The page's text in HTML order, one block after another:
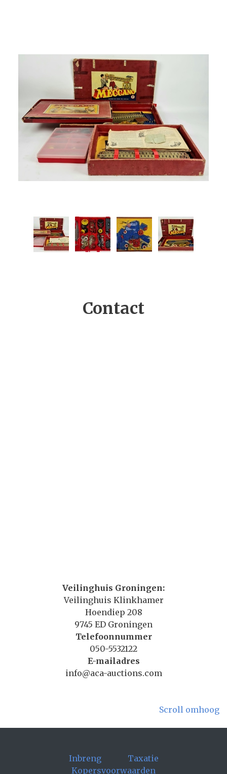
Contact
Veilinghuis Groningen:
Veilinghuis Klinkhamer
Hoendiep 208
9745 ED Groningen
Telefoonnummer
050-5532122
E-mailadres
info@aca-auctions.com
Scroll omhoog
Inbreng
Taxatie
Kopersvoorwaarden